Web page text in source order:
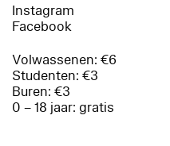
Instagram
Facebook
Volwassenen: €6
Studenten: €3
Buren: €3
0 – 18 jaar: gratis